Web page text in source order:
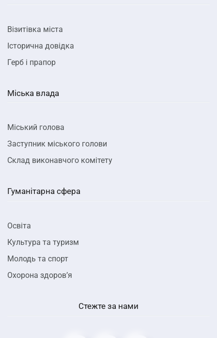
Візитівка міста
Історична довідка
Герб і прапор
Міська влада
Міський голова
Заступник міського голови
Склад виконавчого комітету
Гуманітарна сфера
Освіта
Культура та туризм
Молодь та спорт
Охорона здоров’я
Стежте за нами